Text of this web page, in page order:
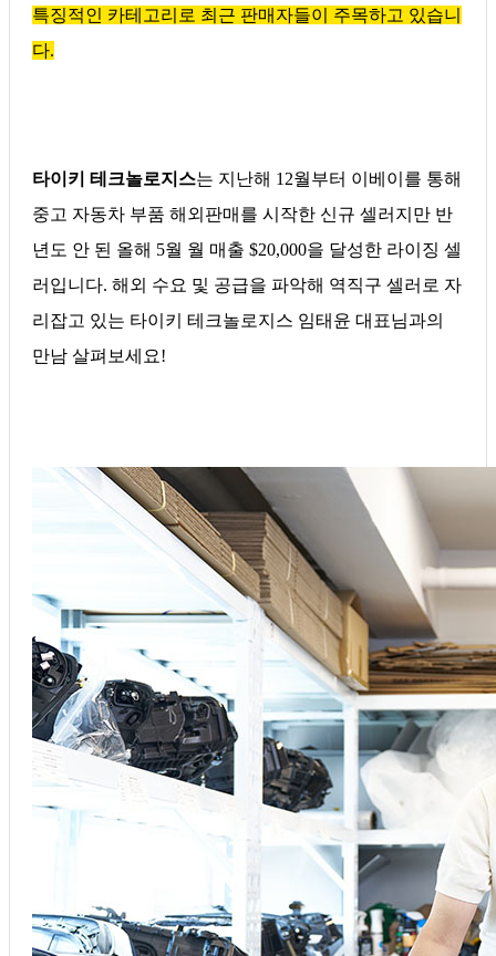
특징적인 카테고리로 최근 판매자들이 주목하고 있습니
다.
타이키 테크놀로지스는 지난해 12월부터 이베이를 통해
중고 자동차 부품 해외판매를 시작한 신규 셀러지만 반
년도 안 된 올해 5월 월 매출 $20,000을 달성한 라이징 셀
러입니다. 해외 수요 및 공급을 파악해 역직구 셀러로 자
리잡고 있는 타이키 테크놀로지스 임태윤 대표님과의
만남 살펴보세요!